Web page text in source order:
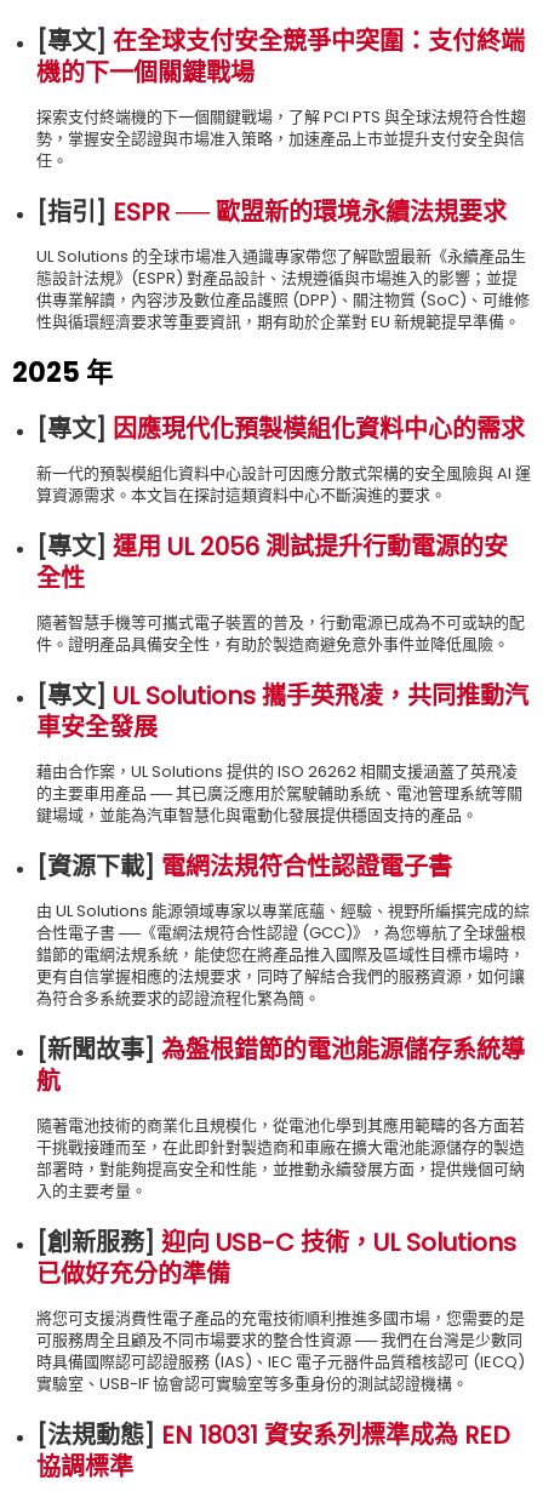
[專文] 在全球支付安全競爭中突圍：支付終端
機的下一個關鍵戰場
探索支付終端機的下一個關鍵戰場，了解 PCI PTS 與全球法規符合性趨
勢，掌握安全認證與市場准入策略，加速產品上市並提升支付安全與信
任。
[指引] ESPR ── 歐盟新的環境永續法規要求
UL Solutions 的全球市場准入通識專家帶您了解歐盟最新《永續產品生
態設計法規》(ESPR) 對產品設計、法規遵循與市場進入的影響；並提
供專業解讀，內容涉及數位產品護照 (DPP)、關注物質 (SoC)、可維修
性與循環經濟要求等重要資訊，期有助於企業對 EU 新規範提早準備。
2025 年
[專文] 因應現代化預製模組化資料中心的需求
新一代的預製模組化資料中心設計可因應分散式架構的安全風險與 AI 運
算資源需求。本文旨在探討這類資料中心不斷演進的要求。
[專文] 運用 UL 2056 測試提升行動電源的安
全性
隨著智慧手機等可攜式電子裝置的普及，行動電源已成為不可或缺的配
件。證明產品具備安全性，有助於製造商避免意外事件並降低風險。
[專文] UL Solutions 攜手英飛凌，共同推動汽
車安全發展
藉由合作案，UL Solutions 提供的 ISO 26262 相關支援涵蓋了英飛凌
的主要車用產品 ── 其已廣泛應用於駕駛輔助系統、電池管理系統等關
鍵場域，並能為汽車智慧化與電動化發展提供穩固支持的產品。
[資源下載] 電網法規符合性認證電子書
由 UL Solutions 能源領域專家以專業底蘊、經驗、視野所編撰完成的綜
合性電子書 ──《電網法規符合性認證 (GCC)》，為您導航了全球盤根
錯節的電網法規系統，能使您在將產品推入國際及區域性目標市場時，
更有自信掌握相應的法規要求，同時了解結合我們的服務資源，如何讓
為符合多系統要求的認證流程化繁為簡。
[新聞故事] 為盤根錯節的電池能源儲存系統導
航
隨著電池技術的商業化且規模化，從電池化學到其應用範疇的各方面若
干挑戰接踵而至，在此即針對製造商和車廠在擴大電池能源儲存的製造
部署時，對能夠提高安全和性能，並推動永續發展方面，提供幾個可納
入的主要考量。
[創新服務] 迎向 USB-C 技術，UL Solutions
已做好充分的準備
將您可支援消費性電子產品的充電技術順利推進多國市場，您需要的是
可服務周全且顧及不同市場要求的整合性資源 ── 我們在台灣是少數同
時具備國際認可認證服務 (IAS)、IEC 電子元器件品質稽核認可 (IECQ)
實驗室、USB-IF 協會認可實驗室等多重身份的測試認證機構。
[法規動態] EN 18031 資安系列標準成為 RED
協調標準